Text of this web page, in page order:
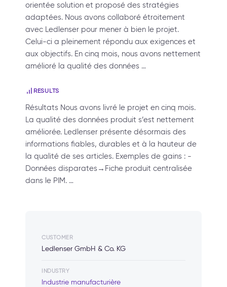
orientée solution et proposé des stratégies
adaptées. Nous avons collaboré étroitement
avec Ledlenser pour mener à bien le projet.
Celui-ci a pleinement répondu aux exigences et
aux objectifs. En cinq mois, nous avons nettement
amélioré la qualité des données …
RESULTS
Résultats Nous avons livré le projet en cinq mois.
La qualité des données produit s’est nettement
améliorée. Ledlenser présente désormais des
informations fiables, durables et à la hauteur de
la qualité de ses articles. Exemples de gains : -
Données disparates→Fiche produit centralisée
dans le PIM. …
CUSTOMER
Ledlenser GmbH & Co. KG
INDUSTRY
Industrie manufacturière